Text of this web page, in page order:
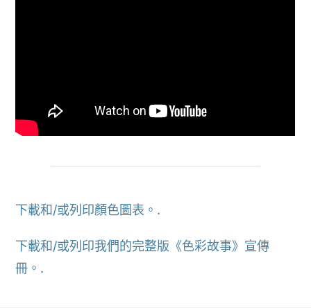
下載和/或列印顏色圖表。.
下載和/或列印我們的完整版《色彩故事》宣傳
冊。.